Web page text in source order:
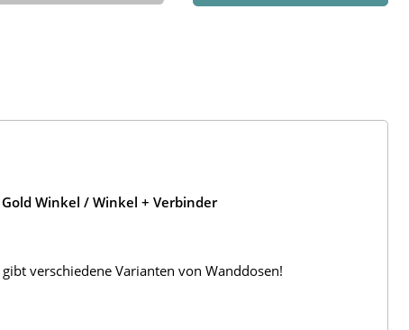
Winkel / Winkel + Verbinder
verschiedene Varianten von Wanddosen!